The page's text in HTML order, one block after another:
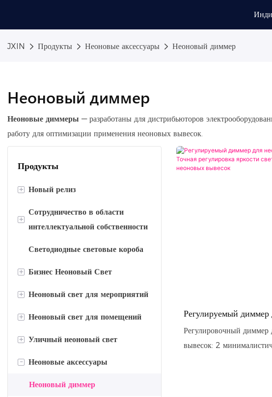
JXIN Продукты Неоновые аксессуары Неоновый диммер
Неоновый диммер
Неоновые диммеры — разработаны для дистрибьюторов
работу для оптимизации применения неоновых вывесок.
Продукты
+ Новый релиз
Бизнес Неоновый Свет
+
Сотрудничество в области
интеллектуальной собственности
Санрио
Дисней
Светодиодные световые короба
+ Бизнес Неоновый Свет
Неоновая вывеска для розничной
Неоновая вывеска «Фитнес»
+ Неоновый свет для мероприятий
Неоновые вывески для
+ Неоновый свет для помещений
Неоновое зеркало
Домашние неоновые огни
+ Уличный неоновый свет
Большие неоновые вывески
Садовые неоновые огни
- Неоновые аксессуары
Неоновый диммер
Регулируемый диммер
подсветки | Точная
яркости светодиодных
вывесок
Регулировочный диммер
вывесок: 2